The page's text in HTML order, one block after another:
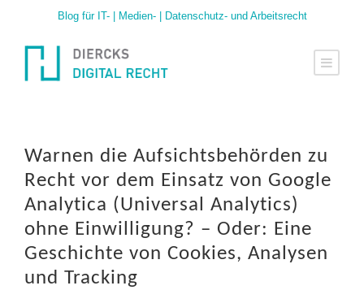
Blog für IT- | Medien- | Datenschutz- und Arbeitsrecht
Warnen die Aufsichtsbehörden zu
Recht vor dem Einsatz von Google
Analytica (Universal Analytics)
ohne Einwilligung? – Oder: Eine
Geschichte von Cookies, Analysen
und Tracking